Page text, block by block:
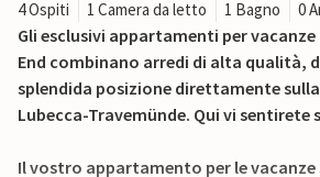
4 Ospiti 1 Camera da letto 1 Bagno 0
Gli esclusivi appartamenti per vacanze
End combinano arredi di alta qualità,
splendida posizione direttamente
Lubecca-Travemünde. Qui vi sentirete
Il vostro appartamento per le vacanze